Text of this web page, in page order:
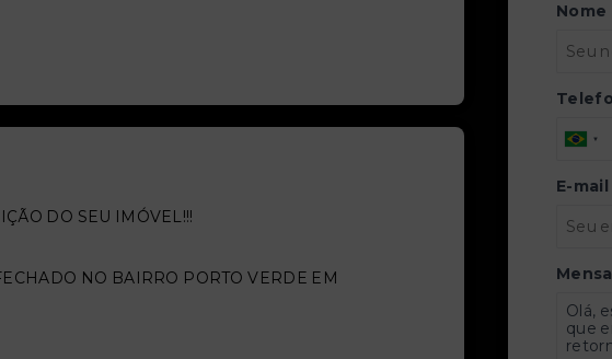
DO SEU IMÓVEL!!!
NO BAIRRO PORTO VERDE EM
Nome
E-mail